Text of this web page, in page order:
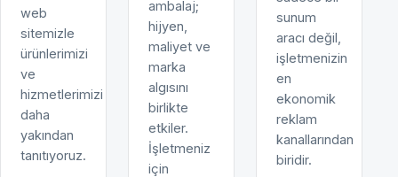
web
sitemizle
ürünlerimizi
ve
hizmetlerimizi
daha
yakından
tanıtıyoruz.
ambalaj;
hijyen,
maliyet ve
marka
algısını
birlikte
etkiler.
İşletmeniz
için
sunum
aracı değil,
işletmenizin
en
ekonomik
reklam
kanallarından
biridir.